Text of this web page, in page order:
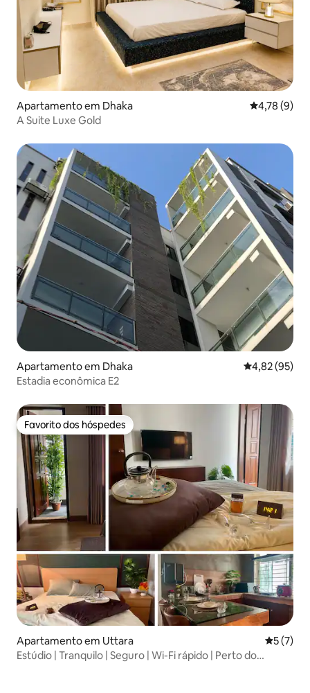
Apartamento em Dhaka
4,78 (9)
A Suite Luxe Gold
Apartamento em Dhaka Classificação
4,82 (95)
Estadia econômica E2
Favorito dos hóspedes
Favorito dos hóspedes
Apartamento em Uttara
5 (7)
Estúdio | Tranquilo | Seguro | Wi-Fi rápido | Perto do